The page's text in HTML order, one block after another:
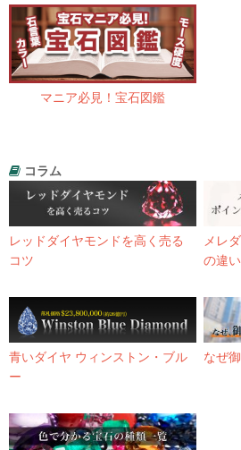
マニア必見！宝石図鑑
コラム
レッドダイヤモンドを高く売る
コツ
メレ
の違い
青いダイヤ ウィンストン・ブル
ー
なぜ